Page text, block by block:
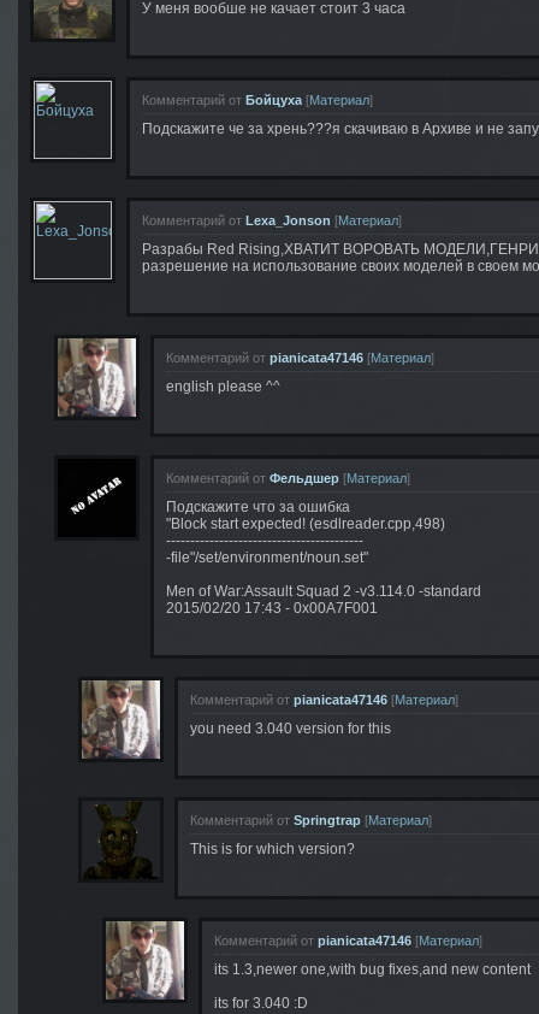
У меня вообше не качает стоит 3 часа
Комментарий от Бойцуха [Материал]
Подскажите че за хрень???я скачиваю в Архиве и не
Комментарий от Lexa_Jonson [Материал]
Разрабы Red Rising,ХВАТИТ ВОРОВАТЬ
разрешение на использование своих моделей в своем
Комментарий от pianicata47146 [Материал]
english please ^^
Комментарий от Фельдшер [Материал]
Подскажите что за ошибка
"Block start expected! (esdlreader.cpp,498)
-----------------------------------------
-file"/set/environment/noun.set"
Men of War:Assault Squad 2 -v3.114.0 -standard
2015/02/20 17:43 - 0x00A7F001
Комментарий от pianicata47146 [Материал]
you need 3.040 version for this
Комментарий от Springtrap [Материал]
This is for which version?
Комментарий от pianicata47146 [Материал]
its 1.3,newer one,with bug fixes,and new content
its for 3.040 :D